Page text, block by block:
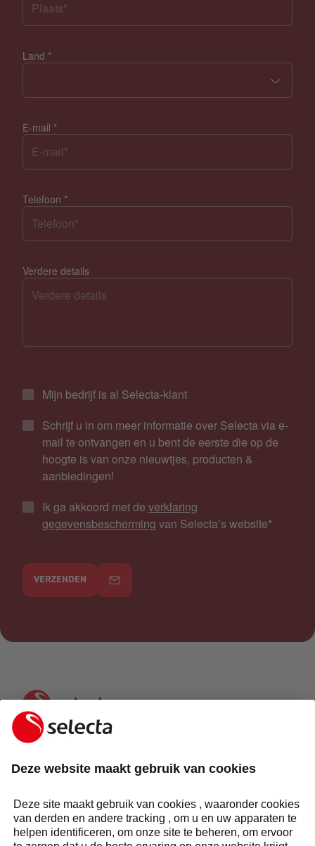
Land *
E-mail *
Telefoon *
Verdere details
Mijn bedrijf is al Selecta-klant
Schrijf u in om meer informatie over Selecta via e-
mail te ontvangen en u bent de eerste die op de
hoogte is van onze nieuwtjes, producten &
aanbiedingen!
Ik ga akkoord met de verklaring
gegevensbescherming van Selecta’s website*
VERZENDEN
GRATIS OFFERTE:
STEL UW VRAAG
Antwoord binnen 24 uur